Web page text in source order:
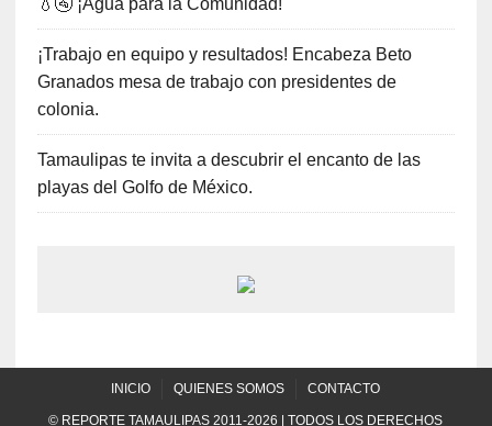
¡Trabajo en equipo y resultados! Encabeza Beto
Granados mesa de trabajo con presidentes de
colonia.
Tamaulipas te invita a descubrir el encanto de las
playas del Golfo de México.
INICIO QUIENES SOMOS CONTACTO
© REPORTE TAMAULIPAS 2011-2026 | TODOS LOS DERECHOS